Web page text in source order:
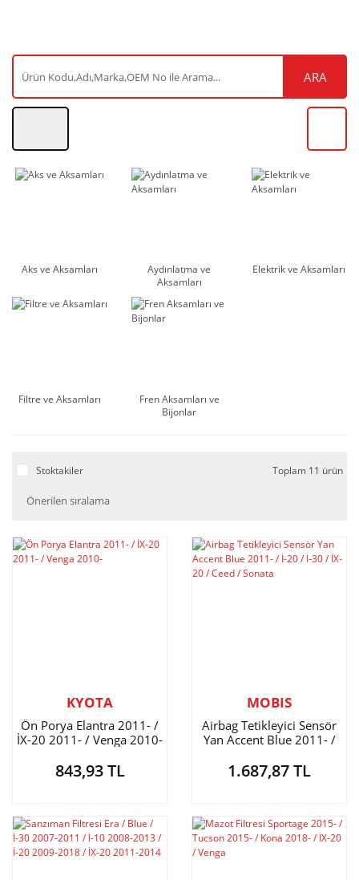
ARA
Aks ve Aksamları
Aydınlatma ve
Aksamları
Elektrik ve Aksamları
Filtre ve Aksamları
Fren Aksamları ve
Bijonlar
Stoktakiler Toplam 11 ürün
KYOTA
Ön Porya Elantra 2011- /
İX-20 2011- / Venga 2010-
843,93 TL
MOBIS
Airbag Tetikleyici Sensör
Yan Accent Blue 2011- /
Sonata
1.687,87 TL